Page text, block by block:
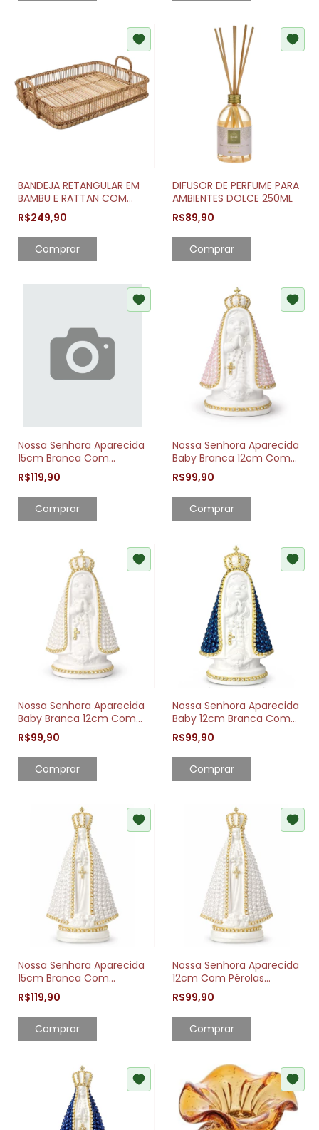
BANDEJA RETANGULAR EM
BAMBU E RATTAN COM
ALÇA
R$249,90
DIFUSOR DE PERFUME PARA
AMBIENTES DOLCE 250ML
R$89,90
Comprar
Nossa Senhora Aparecida
15cm Branca Com
Pérolas Azuis
R$119,90
Nossa Senhora Aparecida
Baby Branca 12cm Com
Pérolas Rosa
R$99,90
Nossa Senhora Aparecida
Baby Branca 12cm Com
Pérolas Brancas
R$99,90
Nossa Senhora Aparecida
Baby 12cm Branca Com
Pérolas Azul Escuro
R$99,90
Nossa Senhora Aparecida
15cm Branca Com
Pérolas Decorativa
R$119,90
Nossa Senhora Aparecida
12cm Com Pérolas
Brancas Decorativa
R$99,90
Comprar